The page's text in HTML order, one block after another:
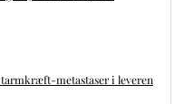
metastaser i leveren